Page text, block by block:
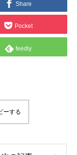
Share
Pocket
feedly
ーする